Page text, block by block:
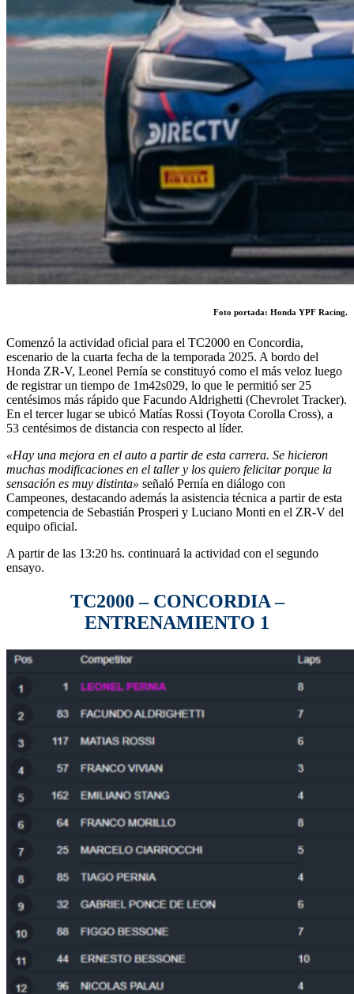
Foto portada: Honda YPF Racing.
Comenzó la actividad oficial para el TC2000 en Concordia,
escenario de la cuarta fecha de la temporada 2025. A bordo del
Honda ZR-V, Leonel Pernía se constituyó como el más veloz luego
de registrar un tiempo de 1m42s029, lo que le permitió ser 25
centésimos más rápido que Facundo Aldrighetti (Chevrolet Tracker).
En el tercer lugar se ubicó Matías Rossi (Toyota Corolla Cross), a
53 centésimos de distancia con respecto al líder.
«Hay una mejora en el auto a partir de esta carrera. Se hicieron
muchas modificaciones en el taller y los quiero felicitar porque la
sensación es muy distinta» señaló Pernía en diálogo con
Campeones, destacando además la asistencia técnica a partir de esta
competencia de Sebastián Prosperi y Luciano Monti en el ZR-V del
equipo oficial.
A partir de las 13:20 hs. continuará la actividad con el segundo
ensayo.
TC2000 – CONCORDIA –
ENTRENAMIENTO 1